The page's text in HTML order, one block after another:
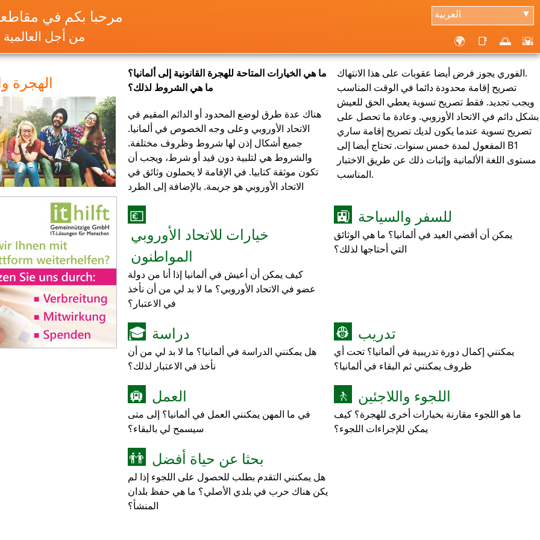
العربية ▼ مرحبا بكم في
من أجل العالمية 🌍 📑 🌅 🌇
الهجرة
ما هي الخيارات المتاحة للهجرة القانونية إلى ألمانيا؟
ما هي الشروط لذلك؟
هناك عدة طرق لوضع المحدود أو الدائم المقيم في
الاتحاد الأوروبي وعلى وجه الخصوص في ألمانيا.
جميع أشكال إذن لها شروط وظروف مختلفة.
والشروط هي لتلبية دون قيد أو شرط، ويجب أن
تكون موثقة كتابيا. في الإقامة لا يحملون وثائق في
الاتحاد الأوروبي هو جريمة. بالإضافة إلى الطرد
الفوري يجوز فرض أيضا عقوبات على هذا الانتهاك.
تصريح إقامة محدودة دائما في الوقت المناسب
ويجب تجديد. فقط تصريح تسوية يعطي الحق للعيش
بشكل دائم في الاتحاد الأوروبي. وعادة ما تحصل على
تصريح تسوية عندما يكون لديك تصريح إقامة ساري
المفعول لمدة خمس سنوات. تحتاج أيضا إلى B1
مستوى اللغة الألمانية وإثبات ذلك عن طريق الاختبار
المناسب.
💶
خيارات للاتحاد الأوروبي
المواطنون
كيف يمكن أن أعيش في ألمانيا إذا أنا من دولة
عضو في الاتحاد الأوروبي؟ ما لا بد لي من أن نأخذ
في الاعتبار؟
🚉 للسفر والسياحة
يمكن أن أقضي العيد في ألمانيا؟ ما هي الوثائق
التي أحتاجها لذلك؟
🎓 دراسة
هل يمكنني الدراسة في ألمانيا؟ ما لا بد لي من أن
نأخذ في الاعتبار لذلك؟
👷 تدريب
يمكنني إكمال دورة تدريبية في ألمانيا؟ تحت أي
ظروف يمكنني ثم البقاء في ألمانيا؟
🛄 العمل
في ما المهن يمكنني العمل في ألمانيا؟ إلى متى
سيسمح لي بالبقاء؟
🚶 اللجوء واللاجئين
ما هو اللجوء مقارنة بخيارات أخرى للهجرة؟ كيف
يمكن للإجراءات اللجوء؟
👬 بحثا عن حياة أفضل
هل يمكنني التقدم بطلب للحصول على اللجوء إذا لم
يكن هناك حرب في بلدي الأصلي؟ ما هي حفظ بلدان
المنشأ؟